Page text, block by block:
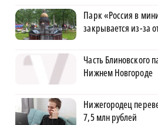
Парк «Россия в
закрывается из-за
Часть Блиновского
Нижнем Новгороде
Нижегородец
7,5 млн рублей